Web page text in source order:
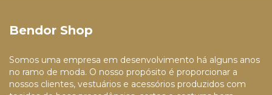
Bendor Shop
Somos uma empresa em desenvolvimento há alguns anos
no ramo de moda. O nosso propósito é proporcionar a
nossos clientes, vestuários e acessórios produzidos com